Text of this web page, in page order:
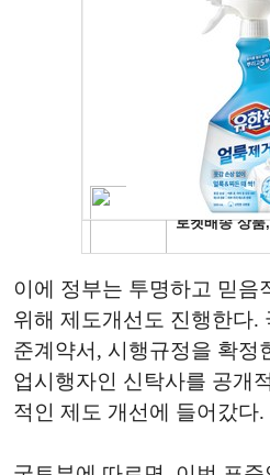
이에 정부는 투명하고 믿음
위해 제도개선도 진행한다.
준계약서, 시행규정을 확정
업시행자인 신탁사를 공개
적인 제도 개선에 들어갔다.